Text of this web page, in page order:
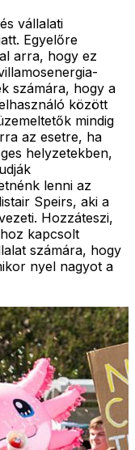
vállalati
Egyelőre
arra, hogy ez
számára, hogy a
között
mindig
az esetre, ha
helyzetekben,
lenni az
Speirs, aki a
Hozzáteszi,
kapcsolt
számára, hogy
nyel nagyot a